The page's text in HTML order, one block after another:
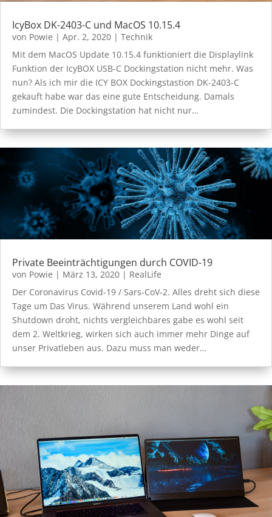
IcyBox DK-2403-C und MacOS 10.15.4
von Powie | Apr. 2, 2020 | Technik
Mit dem MacOS Update 10.15.4 funktioniert die Displaylink
Funktion der IcyBOX USB-C Dockingstation nicht mehr. Was
nun? Als ich mir die ICY BOX Dockingstastion DK-2403-C
gekauft habe war das eine gute Entscheidung. Damals
zumindest. Die Dockingstation hat nicht nur…
Private Beeinträchtigungen durch COVID-19
von Powie | März 13, 2020 | RealLife
Der Coronavirus Covid-19 / Sars-CoV-2. Alles dreht sich diese
Tage um Das Virus. Während unserem Land wohl ein
Shutdown droht, nichts vergleichbares gabe es wohl seit
dem 2. Weltkrieg, wirken sich auch immer mehr Dinge auf
unser Privatleben aus. Dazu muss man weder…